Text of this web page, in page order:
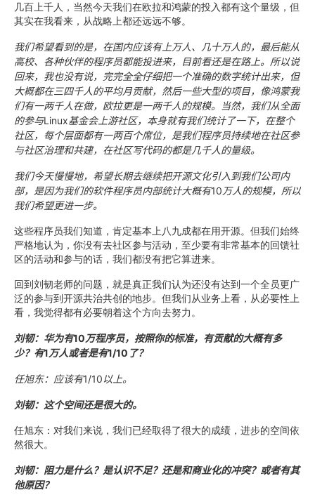
几百上千人，当然今天我们在欧拉和鸿蒙的投入都有这个量级，但
其实在我看来，从战略上都还远远不够。
我们希望看到的是，在国内应该有上万人、几十万人的，最后能从
高校、各种伙伴的程序员都能投进来，目前看还是在路上。所以说
回来，我也没有说，完完全全仔细把一个准确的数字统计出来，但
大概都在三四千人的平均月贡献，然后一些大型的项目，像鸿蒙我
们有一两千人在做，欧拉更是一两千人的规模。当然，我们从全面
的参与Linux基金会上游社区，本身就有我们统计了一下，在整个
社区，每个层面都有一两百个席位，是我们程序员持续地在社区参
与社区治理和共建，在社区写代码的都是几千人的量级。
我们今天慢慢地，希望长期去继续把开源文化引入到我们公司内
部，是因为我们的软件程序员内部统计大概有10万人的规模，所以
我们希望更进一步。
这些程序员我们知道，肯定基本上八九成都在用开源。但我们始终
严格地认为，你没有去社区参与活动，至少要有非常基本的回馈社
区的活动和参与的话，我们都没有把它算进来。
回到刘韧老师的问题，就是真正我们认为还没有达到一个全员更广
泛的参与到开源共治共创的地步。但我们从业务上看，从必要性上
看，我觉得都有必要朝着这个方向去努力。
刘韧：华为有10万程序员，按照你的标准，有贡献的大概有多
少？有1万人或者是有1/10 了？
任旭东：应该有1/10以上。
刘韧：这个空间还是很大的。
任旭东：对我们来说，我们已经取得了很大的成绩，进步的空间依
然很大。
刘韧：阻力是什么？是认识不足？还是和商业化的冲突？或者有其
他原因？